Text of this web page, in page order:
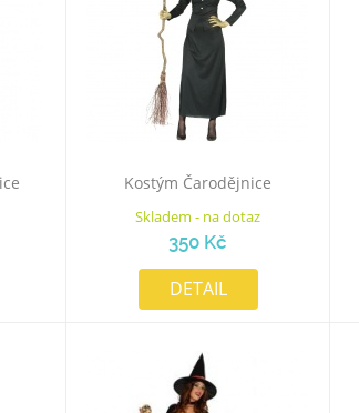
Kostým Čarodějnice
Skladem - na dotaz
350 Kč
DETAIL